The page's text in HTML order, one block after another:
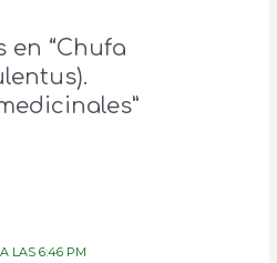
en “Chufa
LAS 6:46 PM